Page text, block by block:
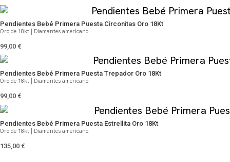
Pendientes Bebé Primera Puesta Circonitas Oro 18Kt
Oro de 18kt | Diamantes americano
99,00 €
Pendientes Bebé Primera Puesta Trepador Oro 18Kt
Oro de 18kt | Diamantes americano
99,00 €
Pendientes Bebé Primera Puesta Estrellita Oro 18Kt
Oro de 18kt | Diamantes americano
135,00 €